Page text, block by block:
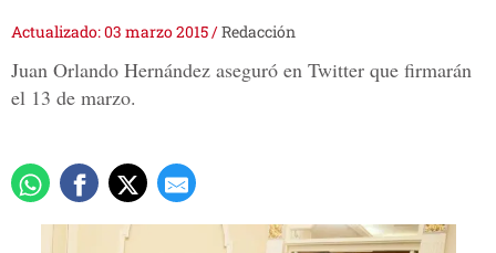
Actualizado: 03 marzo 2015/Redacción
Juan Orlando Hernández aseguró en Twitter que firmarán
el 13 de marzo.